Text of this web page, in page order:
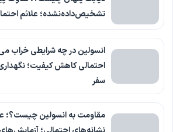
تشخیص‌داده‌نشده؛ علائم
انسولین در چه شرایطی خراب
احتمالی کاهش کیفیت؛
سفر
مقاومت به انسولین چیست؟؛